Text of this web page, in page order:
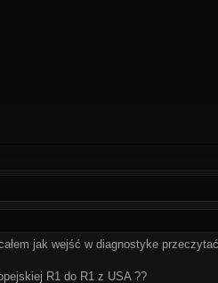
jak wejść w diagnostyke
R1 do R1 z USA ??